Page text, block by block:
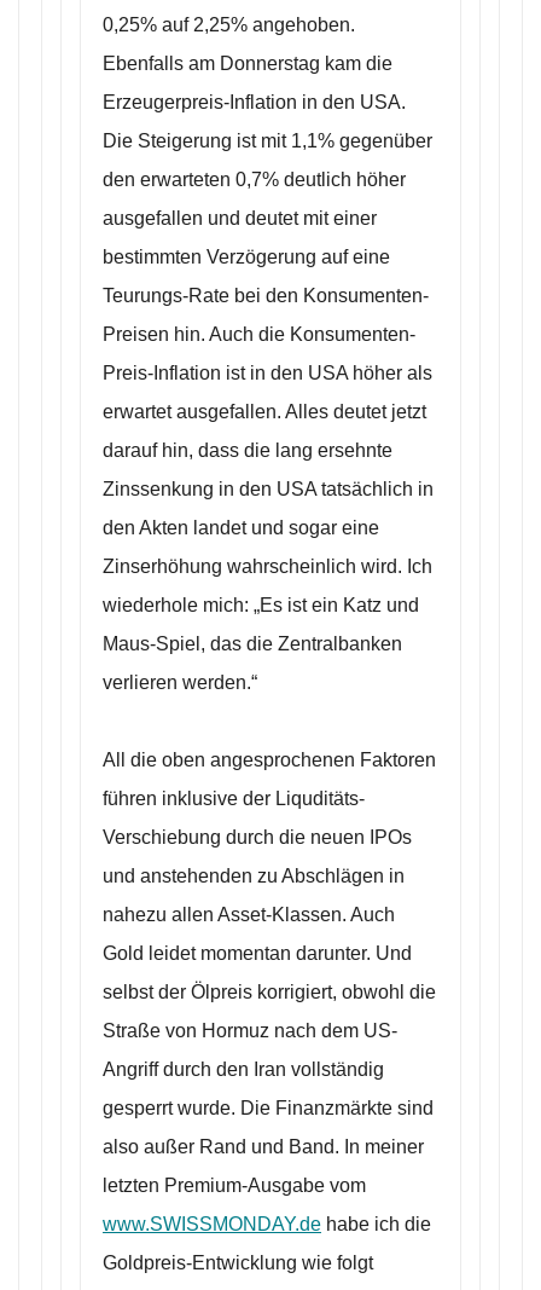
0,25% auf 2,25% angehoben.
Ebenfalls am Donnerstag kam die
Erzeugerpreis-Inflation in den USA.
Die Steigerung ist mit 1,1% gegenüber
den erwarteten 0,7% deutlich höher
ausgefallen und deutet mit einer
bestimmten Verzögerung auf eine
Teurungs-Rate bei den Konsumenten-
Preisen hin. Auch die Konsumenten-
Preis-Inflation ist in den USA höher als
erwartet ausgefallen. Alles deutet jetzt
darauf hin, dass die lang ersehnte
Zinssenkung in den USA tatsächlich in
den Akten landet und sogar eine
Zinserhöhung wahrscheinlich wird. Ich
wiederhole mich: „Es ist ein Katz und
Maus-Spiel, das die Zentralbanken
verlieren werden.“
All die oben angesprochenen Faktoren
führen inklusive der Liquditäts-
Verschiebung durch die neuen IPOs
und anstehenden zu Abschlägen in
nahezu allen Asset-Klassen. Auch
Gold leidet momentan darunter. Und
selbst der Ölpreis korrigiert, obwohl die
Straße von Hormuz nach dem US-
Angriff durch den Iran vollständig
gesperrt wurde. Die Finanzmärkte sind
also außer Rand und Band. In meiner
letzten Premium-Ausgabe vom
www.SWISSMONDAY.de habe ich die
Goldpreis-Entwicklung wie folgt